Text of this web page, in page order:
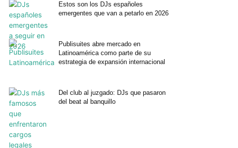
Estos son los DJs españoles
emergentes que van a petarlo en 2026
Publisuites abre mercado en
Latinoamérica como parte de su
estrategia de expansión internacional
Del club al juzgado: DJs que pasaron
del beat al banquillo